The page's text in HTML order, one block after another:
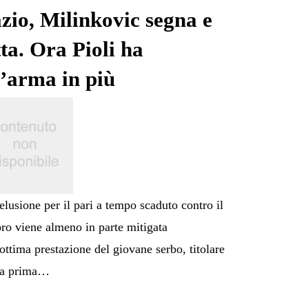
Milinkovic segna e
Ora Pioli ha
in più
per il pari a tempo scaduto contro il
viene almeno in parte mitigata
prestazione del giovane serbo, titolare
prima…